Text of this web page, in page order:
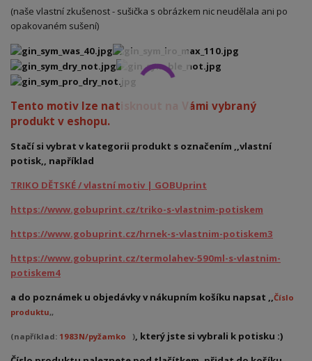
(naše vlastní zkušenost - sušička s obrázkem nic neudělala ani po
opakovaném sušení)
Tento motiv lze natisknout na Vámi vybraný
produkt v eshopu.
Stačí si vybrat v kategorii produkt s označením ,,vlastní
potisk,, například
TRIKO DĚTSKÉ / vlastní motiv | GOBUprint
https://www.gobuprint.cz/triko-s-vlastnim-potiskem
https://www.gobuprint.cz/hrnek-s-vlastnim-potiskem3
https://www.gobuprint.cz/termolahev-590ml-s-vlastnim-
potiskem4
a do poznámek u objedávky v nákupním košíku napsat ,,Číslo
produktu,,
(například: 1983N/pyžamko ), který jste si vybrali k potisku :)